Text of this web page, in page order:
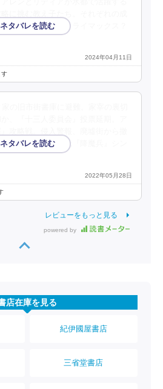
す。次は水都のクライマックス？
2024年04月11日
す
現実験生存者で元『降魔兵』シン
2022年05月28日
レビューをもっと見る
powered by
店在庫を見る
紀伊國屋書店
三省堂書店